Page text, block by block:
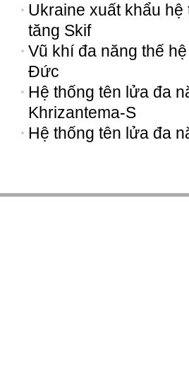
Ukraine xuất khẩu
tăng Skif
Vũ khí đa năng thế
Đức
Hệ thống tên lửa đa
Khrizantema-S
Hệ thống tên lửa đa